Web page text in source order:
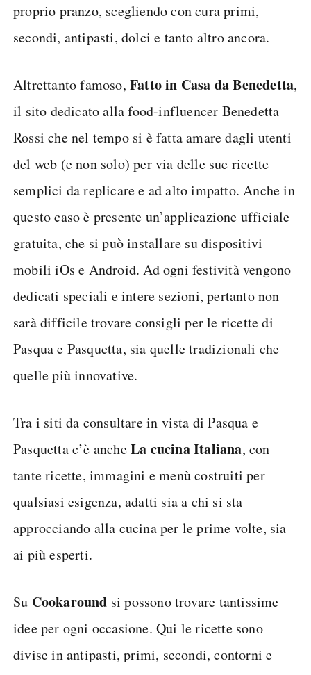
proprio pranzo, scegliendo con cura primi,
secondi, antipasti, dolci e tanto altro ancora.
Altrettanto famoso, Fatto in Casa da Benedetta,
il sito dedicato alla food-influencer Benedetta
Rossi che nel tempo si è fatta amare dagli utenti
del web (e non solo) per via delle sue ricette
semplici da replicare e ad alto impatto. Anche in
questo caso è presente un’applicazione ufficiale
gratuita, che si può installare su dispositivi
mobili iOs e Android. Ad ogni festività vengono
dedicati speciali e intere sezioni, pertanto non
sarà difficile trovare consigli per le ricette di
Pasqua e Pasquetta, sia quelle tradizionali che
quelle più innovative.
Tra i siti da consultare in vista di Pasqua e
Pasquetta c’è ancheLa cucina Italiana, con
tante ricette, immagini e menù costruiti per
qualsiasi esigenza, adatti sia a chi si sta
approcciando alla cucina per le prime volte, sia
ai più esperti.
Su Cookaround si possono trovare tantissime
idee per ogni occasione. Qui le ricette sono
divise in antipasti, primi, secondi, contorni e